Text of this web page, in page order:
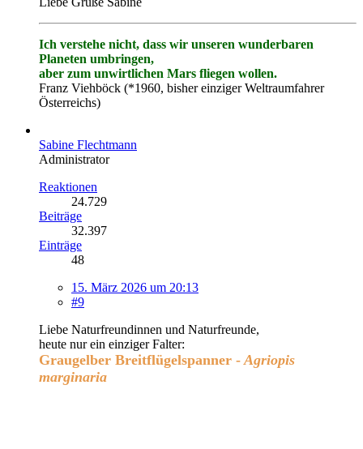
Ich verstehe nicht, dass wir unseren wunderbaren
Planeten umbringen,
aber zum unwirtlichen Mars fliegen wollen.
Franz Viehböck (*1960, bisher einziger Weltraumfahrer
Österreichs)
Sabine Flechtmann
Administrator
Reaktionen
24.729
Beiträge
32.397
Einträge
48
15. März 2026 um 20:13
#9
Liebe Naturfreundinnen und Naturfreunde,
heute nur ein einziger Falter:
Graugelber Breitflügelspanner - Agriopis
marginaria